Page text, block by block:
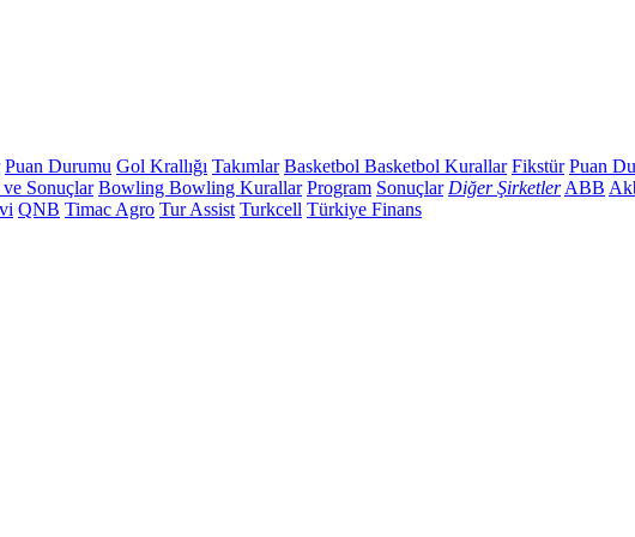
Puan Durumu Gol Krallığı Takımlar Basketbol Basketbol Kurallar Fikstür Puan
Sonuçlar Bowling Bowling Kurallar Program Sonuçlar Diğer Şirketler ABB
QNB Timac Agro Tur Assist Turkcell Türkiye Finans